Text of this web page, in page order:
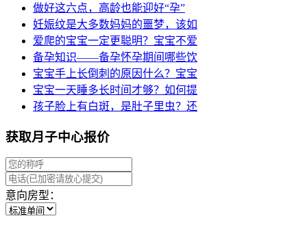
做好这六点，高龄也能迎好“孕”
妊娠纹是大多数妈妈的噩梦，该如
爱爬的宝宝一定更聪明？宝宝不爱
备孕知识——备孕怀孕期间哪些饮
宝宝手上长倒刺的原因什么？宝宝
宝宝一天睡多长时间才够？如何提
孩子脸上有白斑，是肚子里虫？还
获取月子中心报价
意向房型：